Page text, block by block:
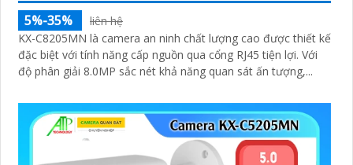
5%-35%
liên hệ
KX-C8205MN là camera an ninh chất lượng cao được thiết kế
đặc biệt với tính năng cấp nguồn qua cổng RJ45 tiện lợi. Với
độ phân giải 8.0MP sắc nét khả năng quan sát ấn tượng,...